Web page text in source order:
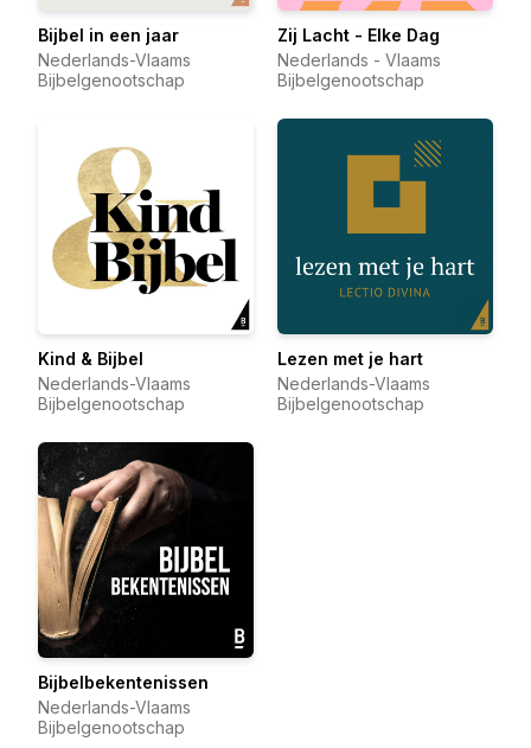
Bijbel in een jaar
Nederlands-Vlaams
Bijbelgenootschap
Zij Lacht - Elke Dag
Nederlands - Vlaams
Bijbelgenootschap
Kind & Bijbel
Nederlands-Vlaams
Bijbelgenootschap
Lezen met je hart
Nederlands-Vlaams
Bijbelgenootschap
Bijbelbekentenissen
Nederlands-Vlaams
Bijbelgenootschap